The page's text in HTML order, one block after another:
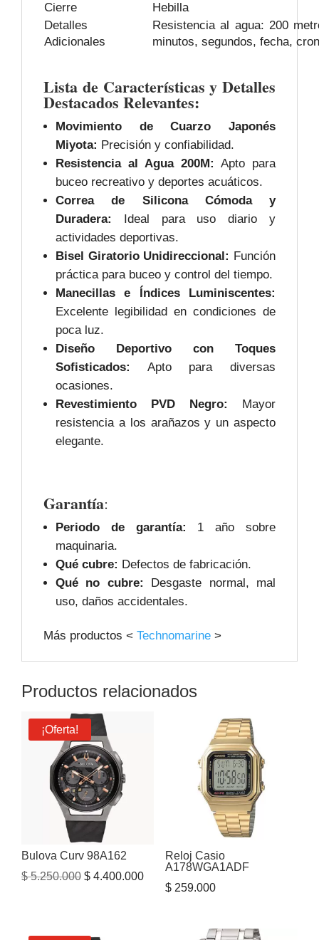
Cierre
Hebilla
Detalles
Adicionales
Resistencia al agua: 200
minutos, segundos, fecha,
Lista de Características y Detalles
Destacados Relevantes:
Movimiento de Cuarzo Japonés
Miyota: Precisión y confiabilidad.
Resistencia al Agua 200M: Apto para
buceo recreativo y deportes acuáticos.
Correa de Silicona Cómoda y
Duradera:
Ideal para uso diario y
actividades deportivas.
Bisel Giratorio Unidireccional: Función
práctica para buceo y control del tiempo.
Manecillas e Índices Luminiscentes:
Excelente legibilidad en condiciones de
poca luz.
Diseño Deportivo con Toques
Sofisticados:
Apto para diversas
ocasiones.
Revestimiento PVD Negro:
Mayor
resistencia a los arañazos y un aspecto
elegante.
Garantía:
Periodo de garantía: 1 año sobre
maquinaria.
Qué cubre: Defectos de fabricación.
Qué no cubre: Desgaste normal, mal
uso, daños accidentales.
Más productos < Technomarine >
Productos relacionados
¡Oferta!
Bulova Curv 98A162
$5.250.000 El
$ 4.400.000El
precio
Reloj Casio
A178WGA1ADF
$259.000